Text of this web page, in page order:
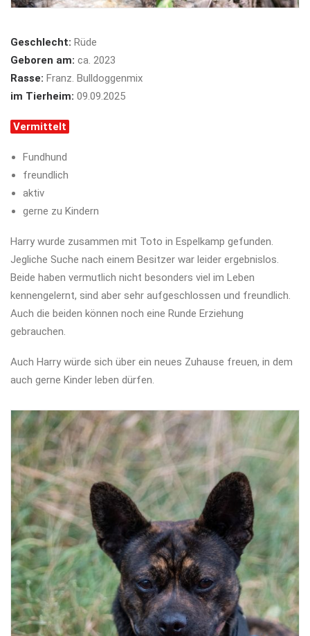
Geschlecht: Rüde
Geboren am: ca. 2023
Rasse: Franz. Bulldoggenmix
im Tierheim: 09.09.2025
Vermittelt
Fundhund
freundlich
aktiv
gerne zu Kindern
Harry wurde zusammen mit Toto in Espelkamp gefunden.
Jegliche Suche nach einem Besitzer war leider ergebnislos.
Beide haben vermutlich nicht besonders viel im Leben
kennengelernt, sind aber sehr aufgeschlossen und freundlich.
Auch die beiden können noch eine Runde Erziehung
gebrauchen.
Auch Harry würde sich über ein neues Zuhause freuen, in dem
auch gerne Kinder leben dürfen.